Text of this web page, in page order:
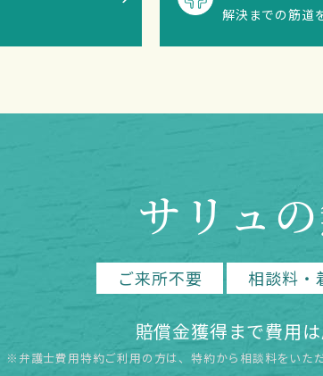
解決までの筋道
サリュ
ご来所不要 相談料・
賠償金獲得まで費用
※弁護士費用特約ご利用の方は、特約から相談料をいた